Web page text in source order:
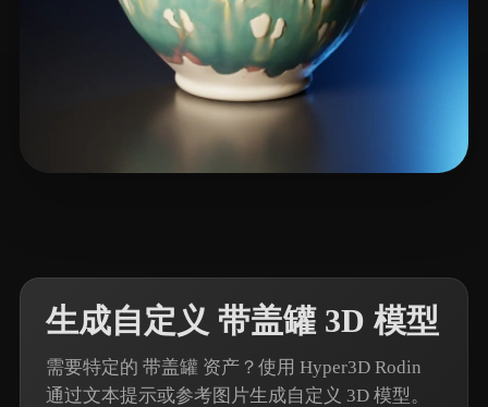
生成自定义 带盖罐 3D 模型
需要特定的 带盖罐 资产？使用 Hyper3D Rodin
通过文本提示或参考图片生成自定义 3D 模型。